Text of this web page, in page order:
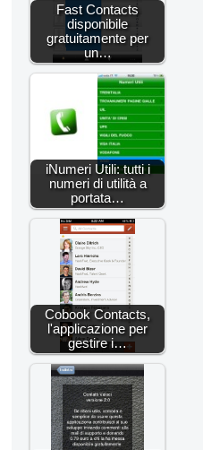
Fast Contacts
disponibile
gratuitamente per
un…
iNumeri Utili: tutti i
numeri di utilità a
portata…
Cobook Contacts,
l'applicazione per
gestire i…